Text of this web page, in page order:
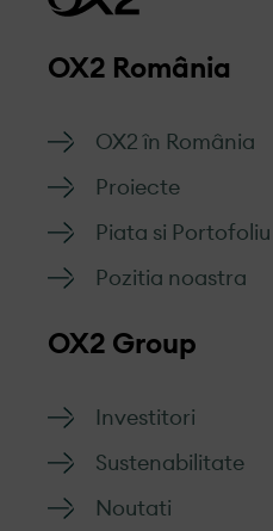
OX2 România
OX2 în România
Proiecte
Piata si Portofoliu
Pozitia noastra
OX2 Group
Investitori
Sustenabilitate
Noutati